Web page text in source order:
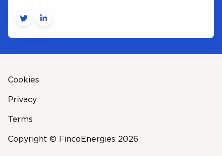
Cookies
Privacy
Terms
Copyright © FincoEnergies 2026